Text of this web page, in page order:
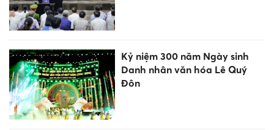
nội trú ươm mầm nguồn nhân
lực người DTTS